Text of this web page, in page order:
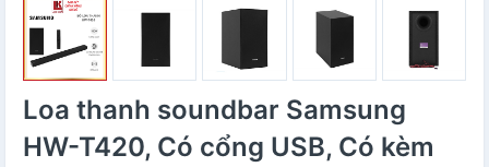
Loa thanh soundbar Samsung
HW-T420, Có cổng USB, Có kèm